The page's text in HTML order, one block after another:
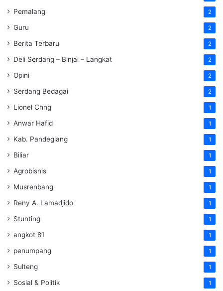
Pemalang 2
Guru 2
Berita Terbaru 2
Deli Serdang – Binjai – Langkat 2
Opini 2
Serdang Bedagai 2
Lionel Chng 1
Anwar Hafid 1
Kab. Pandeglang 1
Biliar 1
Agrobisnis 1
Musrenbang 1
Reny A. Lamadjido 1
Stunting 1
angkot 81 1
penumpang 1
Sulteng 1
Sosial & Politik 1